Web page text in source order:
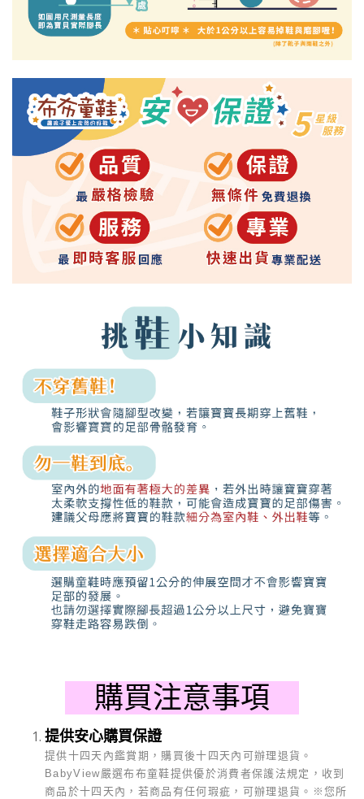
購買注意事項
提供安心購買保證
提供十四天內鑑賞期，購買後十四天內可辦理退貨。
BabyView嚴選布布童鞋提供優於消費者保護法規定，收到
商品於十四天內，若商品有任何瑕疵，可辦理退貨。 ※您所